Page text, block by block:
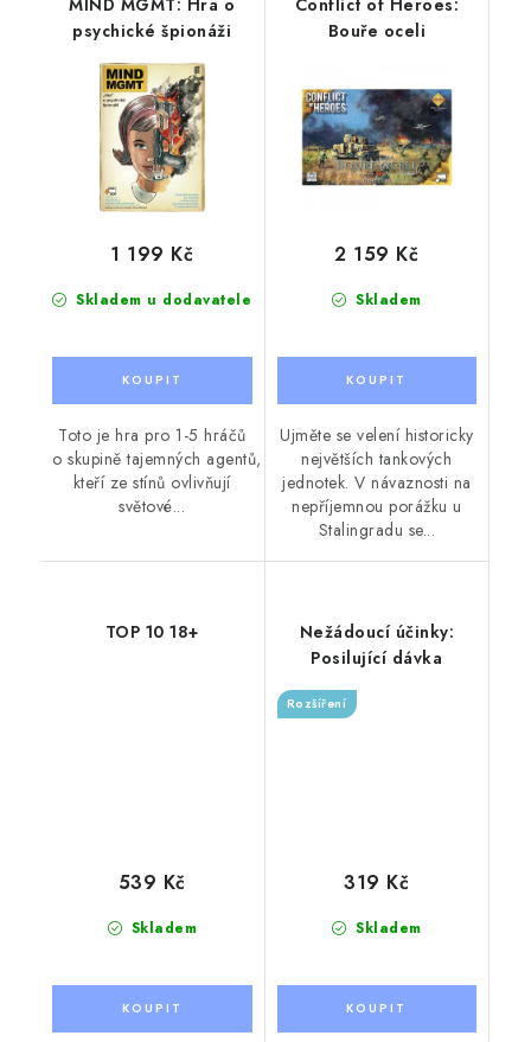
psychické špionáži
Skladem u dodavatele
1 199 Kč
Toto je hra pro 1-5 hráčů
o skupině tajemných agentů,
kteří ze stínů ovlivňují
světové...
Bouře oceli
Skladem
2 159 Kč
Ujměte se velení historicky
největších tankových
jednotek. V návaznosti na
nepříjemnou porážku u
Stalingradu se...
TOP 10 18+
Skladem
539 Kč
Nežádoucí účinky:
Posilující dávka
Rozšíření
Skladem
319 Kč